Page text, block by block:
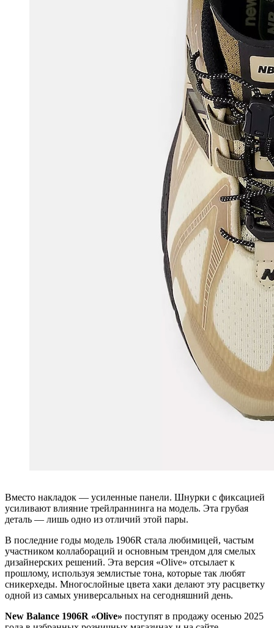
Вместо накладок — усиленные панели. Шнурки с фиксацией
усиливают влияние трейлраннинга на модель. Эта грубая
деталь — лишь одно из отличий этой пары.
В последние годы модель 1906R стала любимицей, частым
участником коллабораций и основным трендом для смелых
дизайнерских решений. Эта версия «Olive» отсылает к
прошлому, используя землистые тона, которые так любят
сникерхеды. Многослойные цвета хаки делают эту расцветку
одной из самых универсальных на сегодняшний день.
New Balance 1906R «Olive» поступят в продажу осенью 2025